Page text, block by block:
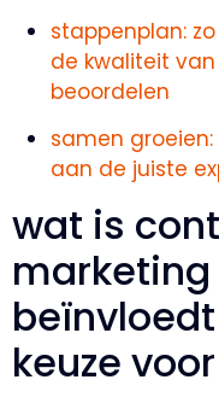
stappenplan:
de kwaliteit
beoordelen
samen
aan de juiste
wat is
marketing
keuze